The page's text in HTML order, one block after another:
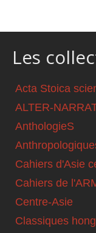
Les
Acta Stoica
ALTER-
AnthologieS
Cahiers d'Asie
Cahiers de
Centre-Asie
Classiques